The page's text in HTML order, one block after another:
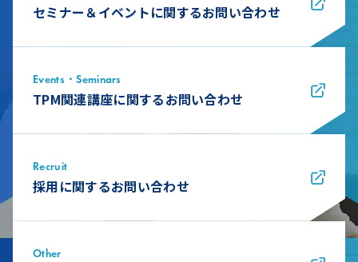
セミナー＆イベントに関するお問い合わせ
Events・Seminars
TPM関連講座に関するお問い合わせ
Recruit
採用に関するお問い合わせ
Other